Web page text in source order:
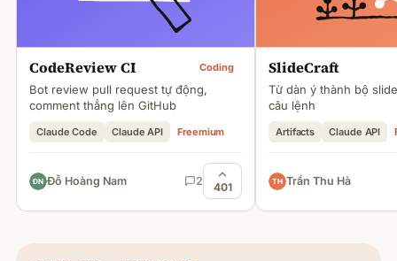
CodeReview CI Coding
Bot review pull request tự động,
comment thẳng lên GitHub
Claude Code Claude API Freemium
Đỗ Hoàng Nam 2 401
SlideCraft
Từ dàn ý thành bộ
câu lệnh
Artifacts Claude API
Trần Thu Hà